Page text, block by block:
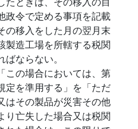
政令で定める事項を記載
の移入をした月の翌月末
製造工場を所轄する税関
ならない。
この場合においては、第
定を準用する」を「ただ
はその製品が災害その他
り亡失した場合又は税関